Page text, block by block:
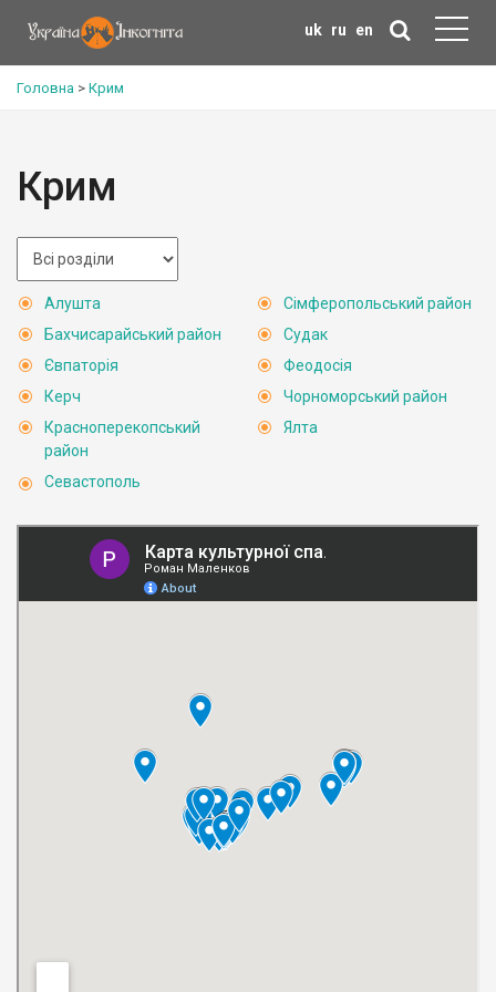
uk ru en
Головна > Крим
Крим
Алушта
Бахчисарайський район
Євпаторія
Керч
Красноперекопський
район
Севастополь
Сімферопольський район
Судак
Феодосія
Чорноморський район
Ялта